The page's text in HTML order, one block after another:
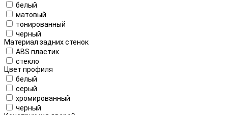
белый
матовый
тонированный
черный
Материал задних стенок
ABS пластик
стекло
Цвет профиля
белый
серый
хромированный
черный